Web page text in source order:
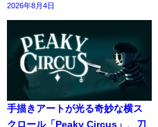
2026年8月4日
手描きアートが光る奇妙な横ス
クロール「Peaky Circus」、刀